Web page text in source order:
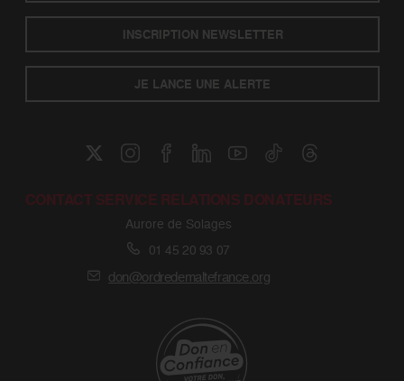
INSCRIPTION NEWSLETTER
JE LANCE UNE ALERTE
CONTACT SERVICE RELATIONS DONATEURS
Aurore de Solages
01 45 20 93 07
don@ordredemaltefrance.org